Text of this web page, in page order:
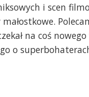
i scen
na coś
o